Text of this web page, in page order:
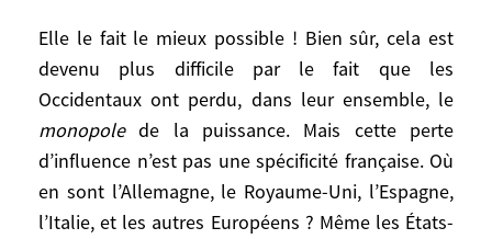
Elle le fait le mieux possible ! Bien sûr, cela est
devenu plus difficile par le fait que les
Occidentaux ont perdu, dans leur ensemble, le
monopolede la puissance. Mais cette perte
d’influence n’est pas une spécificité française. Où
en sont l’Allemagne, le Royaume-Uni, l’Espagne,
l’Italie, et les autres Européens ? Même les États-
sous la main, c’est-à-dire, en l’occurrence,
la France. Mais cela n’est qu’une diversion.
Nous sommes restés dans ces pays parce
que les gouvernements nous l’ont
demandé et que la France est une brave
fille. Et la France est la bienvenue partout
ailleurs en Afrique.